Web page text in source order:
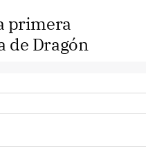
primera
de Dragón